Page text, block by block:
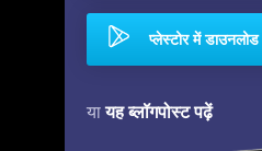
प्लेस्टोर में
यायह ब्लॉगपोस्ट पढ़ें